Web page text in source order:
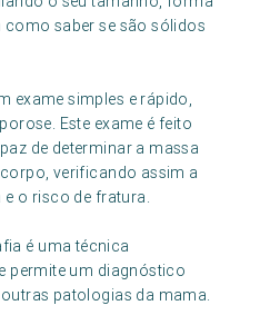
saber se são sólidos
exame simples e rápido,
Este exame é feito
de determinar a massa
verificando assim a
e o risco de fratura.
é uma técnica
permite um diagnóstico
patologias da mama.